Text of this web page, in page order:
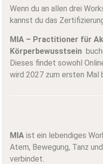
Wenn du an allen drei
kannst du das
MIA – Practitioner für
Körperbewusstsein
Dieses findet sowohl
wird 2027 zum ersten Mal
MIA ist ein lebendiges
Atem, Bewegung, Tanz
verbindet.